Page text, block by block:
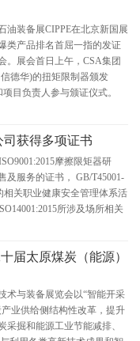
油装备展CIPPE在北京新国展
类产品排名首屈一指的发证
。展会首日上午，CSA集团
德华)的扭矩限制器颁发
目负责人参与颁证仪式。
获得多项证书
摩擦限矩器研
及服务的证书， GB/T45001-
相关职业健康安全管理体系活
所涉及场所相关
届太原煤炭（能源）
术与装备展览会以“智能开采
业供给侧结构性改革，提升
掘和能源工业节能减排、